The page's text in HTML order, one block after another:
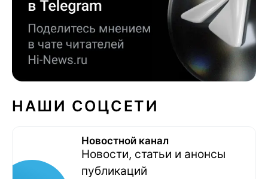
НАШИ СОЦСЕТИ
Новостной канал
Новости, статьи и анонсы
публикаций